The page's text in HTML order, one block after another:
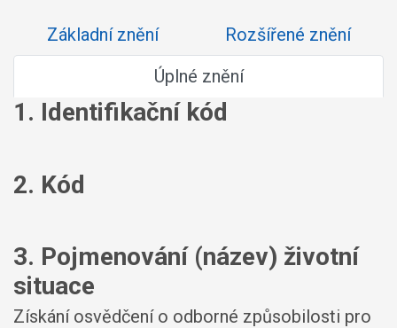
Základní znění
Rozšířené znění
Úplné znění
1. Identifikační kód
2. Kód
3. Pojmenování (název) životní
situace
Získání osvědčení o odborné způsobilosti pro